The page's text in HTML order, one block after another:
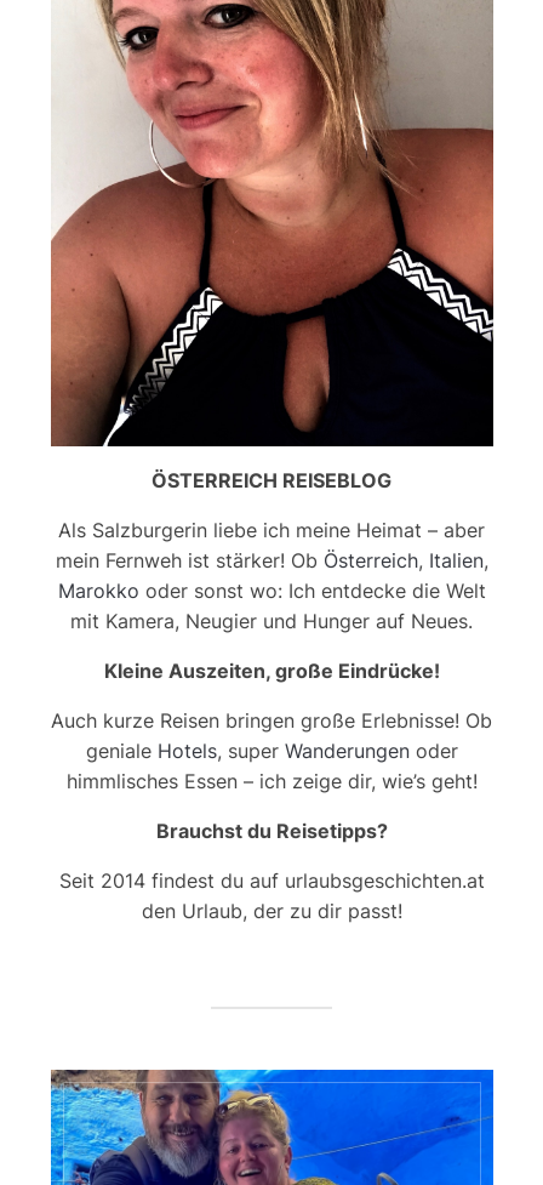
ÖSTERREICH REISEBLOG
Als Salzburgerin liebe ich meine Heimat – aber
mein Fernweh ist stärker! Ob Österreich, Italien,
Marokko oder sonst wo: Ich entdecke die Welt
mit Kamera, Neugier und Hunger auf Neues.
Kleine Auszeiten, große Eindrücke!
Auch kurze Reisen bringen große Erlebnisse! Ob
geniale Hotels, super Wanderungenoder
himmlisches Essen – ich zeige dir, wie’s geht!
Brauchst du Reisetipps?
Seit 2014 findest du auf urlaubsgeschichten.at
den Urlaub, der zu dir passt!